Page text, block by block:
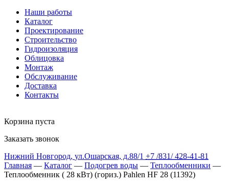
Наши работы
Каталог
Проектирование
Строительство
Гидроизоляция
Облицовка
Монтаж
Обслуживание
Доставка
Контакты
Корзина пуста
Заказать звонок
Нижний Новгород, ул.Ошарская, д.88/1 +7 /831/428-41-81
Главная — Каталог — Подогрев воды — Теплообменники —
Теплообменник ( 28 кВт) (гориз.) Pahlen HF 28 (11392)